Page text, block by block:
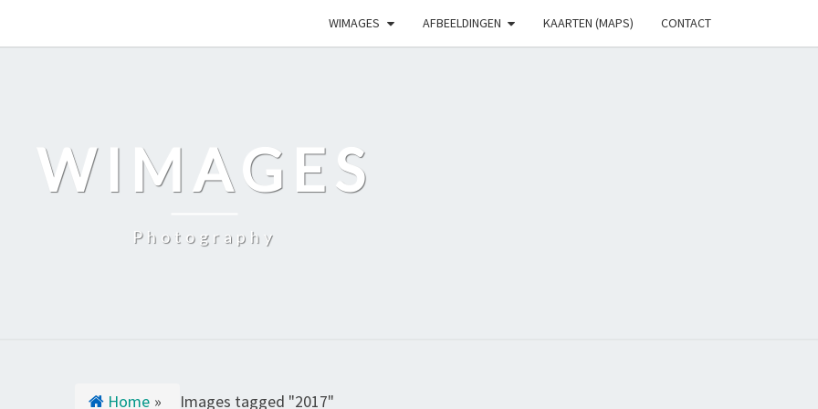
WIMAGES AFBEELDINGEN KAARTEN (MAPS) CONTACT
WIMAGES
Photography
Home » Images tagged "2017"